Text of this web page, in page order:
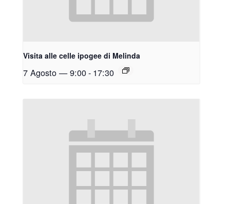
Visita alle celle ipogee di Melinda
7 Agosto — 9:00- 17:30